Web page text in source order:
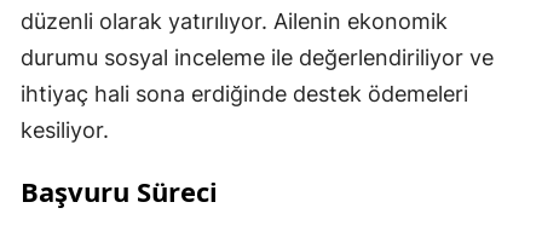
düzenli olarak yatırılıyor. Ailenin ekonomik
durumu sosyal inceleme ile değerlendiriliyor ve
ihtiyaç hali sona erdiğinde destek ödemeleri
kesiliyor.
Başvuru Süreci